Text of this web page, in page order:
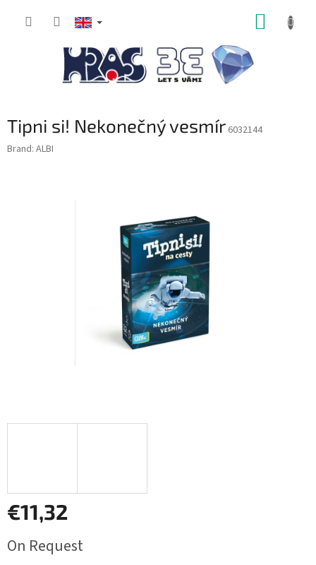
Tipni si! Nekonečný vesmír 6032144
Brand: ALBI
€11,32
price:
On Request